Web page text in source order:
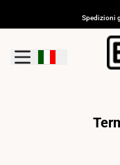
Spedizioni
Pulsante Di